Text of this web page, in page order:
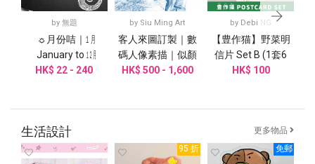
by 無題
☼月份咭｜㋀
January to ㋋
December
HK$ 22 - 240
by Siu Ming Art
客人來圖訂製｜數
碼人像素描｜似顏
繪｜人像畫｜人像
HK$ 500 - 1,600
by Debi NG
【豊作猫】野菜明
信片 Set B (1套6
款）
HK$ 100
更多物品
生活設計
95 折 免郵